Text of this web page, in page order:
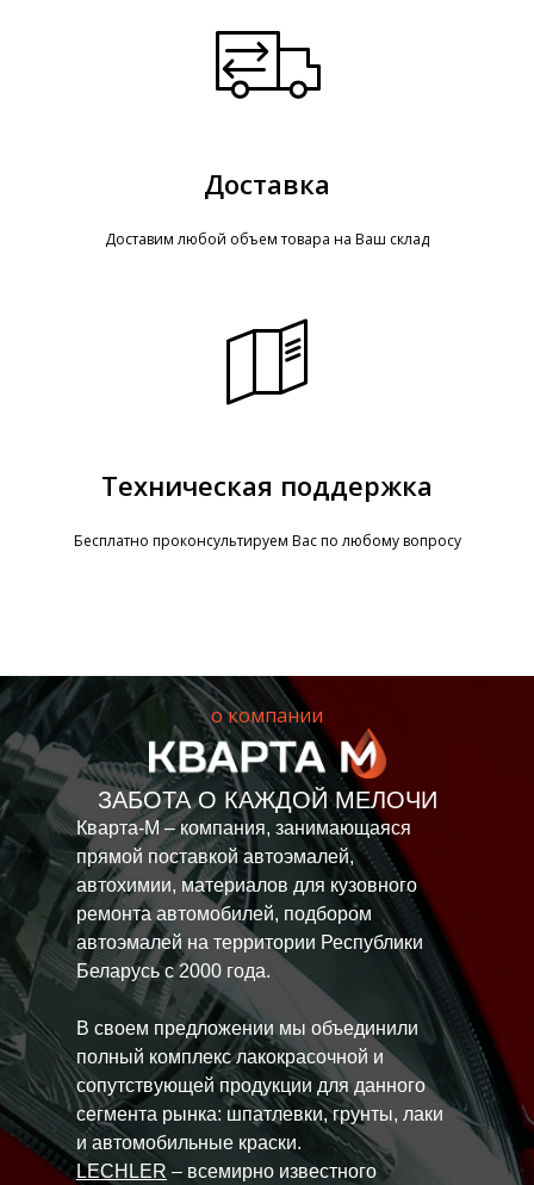
Доставка
Доставим любой объем товара на Ваш склад
Техническая поддержка
Бесплатно проконсультируем Вас по любому вопросу
о компании
Кварта-М – компания, занимающаяся
прямой поставкой автоэмалей,
автохимии, материалов для кузовного
ремонта автомобилей, подбором
автоэмалей на территории Республики
Беларусь с 2000 года.
В своем предложении мы объединили
полный комплекс лакокрасочной и
сопутствующей продукции для данного
сегмента рынка: шпатлевки, грунты, лаки
и автомобильные краски.
LECHLER – всемирно известного
ЗАБОТА О КАЖДОЙ МЕЛОЧИ